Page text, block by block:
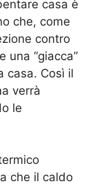
casa è
che, come
contro
una “giacca”
casa. Così il
verrà
le
che il caldo